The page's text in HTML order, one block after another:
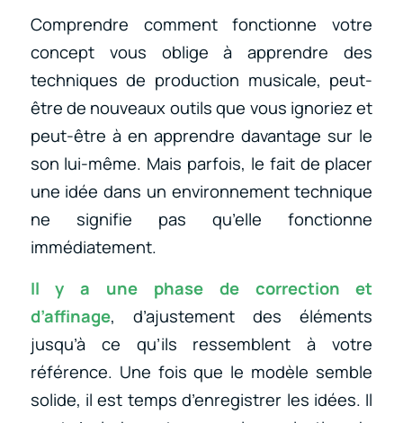
Comprendre comment fonctionne votre
concept vous oblige à apprendre des
techniques de production musicale, peut-
être de nouveaux outils que vous ignoriez et
peut-être à en apprendre davantage sur le
son lui-même. Mais parfois, le fait de placer
une idée dans un environnement technique
ne signifie pas qu’elle fonctionne
immédiatement.
Il y a une phase de correction et
d’affinage, d’ajustement des éléments
jusqu’à ce qu’ils ressemblent à votre
référence. Une fois que le modèle semble
solide, il est temps d’enregistrer les idées. Il